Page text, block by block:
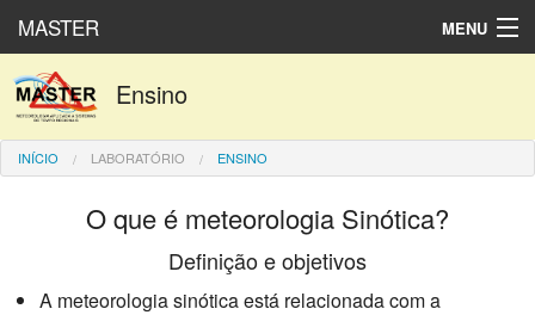
MASTER MENU
Produtos numéricos
Laboratório
Español
Ensino
INÍCIO LABORATÓRIO ENSINO
O que é meteorologia Sinótica?
Definição e objetivos
A meteorologia sinótica está relacionada com a